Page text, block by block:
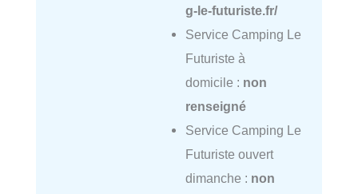
g-le-futuriste.fr/
Service Camping Le
Futuriste à
domicile : non
renseigné
Service Camping Le
Futuriste ouvert
dimanche : non